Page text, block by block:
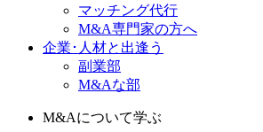
マッチング代行
M&A専門家の方へ
企業･人材と出逢う
副業部
M&Aな部
M&Aについて学ぶ